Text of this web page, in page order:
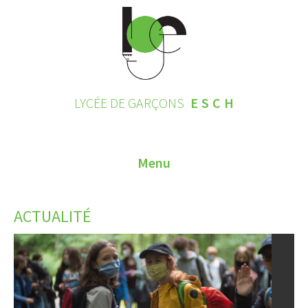
LYCÉE DE GARÇONS ESCH
Menu
CONTACT
INSCRIPTIONS 2026
LE LYCÉE
ACTUALITÉ